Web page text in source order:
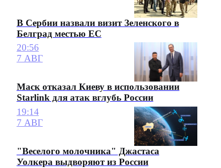
В Сербии назвали визит Зеленского в
Белград местью ЕС
20:56
7 АВГ
Маск отказал Киеву в использовании
Starlink для атак вглубь России
19:14
7 АВГ
"Веселого молочника" Джастаса
Уолкера выдворяют из России